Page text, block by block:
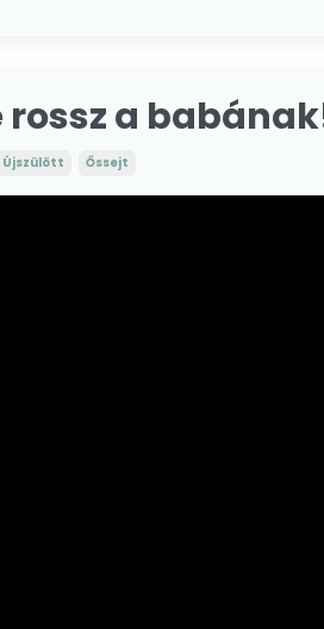
rossz a
Újszülött Őssejt